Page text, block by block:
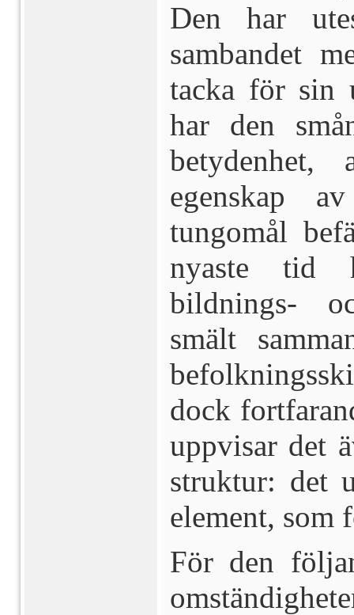
Den har
sambandet
tacka för sin
har den
betydenhet,
egenskap
tungomål
nyaste tid
bildnings-
smält
dock
uppvisar det
struktur: det
element, som
För den